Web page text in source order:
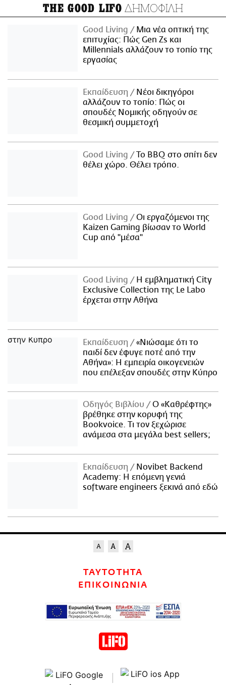
THE GOOD LIFO ΔΗΜΟΦΙΛΗ
Good Living
Μια νέα οπτική της
επιτυχίας: Πώς Gen Zs και
Millennials αλλάζουν το τοπίο της
εργασίας
Εκπαίδευση
Νέοι δικηγόροι
αλλάζουν το τοπίο: Πώς οι
σπουδές Νομικής οδηγούν σε
θεσμική συμμετοχή
Good Living
Το BBQ στο σπίτι δεν
θέλει χώρο. Θέλει τρόπο.
Good Living
Οι εργαζόμενοι της
Kaizen Gaming βίωσαν το World
Cup από "μέσα"
Good Living
Η εμβληματική City
Exclusive Collection της Le Labo
έρχεται στην Αθήνα
Εκπαίδευση
«Νιώσαμε ότι το
παιδί δεν έφυγε ποτέ από την
Αθήνα»: Η εμπειρία οικογενειών
που επέλεξαν σπουδές στην Κύπρο
Οδηγός Βιβλίου
Ο «Καθρέφτης»
βρέθηκε στην κορυφή της
Bookvoice. Τι τον ξεχώρισε
ανάμεσα στα μεγάλα best sellers;
Εκπαίδευση
Novibet Backend
Academy: Η επόμενη γενιά
software engineers ξεκινά από εδώ
ΤΑΥΤΟΤΗΤΑ
ΕΠΙΚΟΙΝΩΝΙΑ